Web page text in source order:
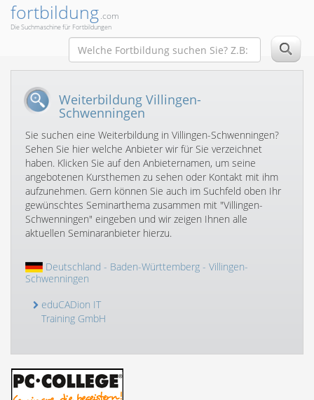
fortbildung.com
Die Suchmaschine für Fortbildungen
Weiterbildung Villingen-
Schwenningen
Sie suchen eine Weiterbildung in Villingen-Schwenningen?
Sehen Sie hier welche Anbieter wir für Sie verzeichnet
haben. Klicken Sie auf den Anbieternamen, um seine
angebotenen Kursthemen zu sehen oder Kontakt mit ihm
aufzunehmen. Gern können Sie auch im Suchfeld oben Ihr
gewünschtes Seminarthema zusammen mit "Villingen-
Schwenningen" eingeben und wir zeigen Ihnen alle
aktuellen Seminaranbieter hierzu.
Deutschland - Baden-Württemberg - Villingen-
Schwenningen
eduCADion IT
Training GmbH